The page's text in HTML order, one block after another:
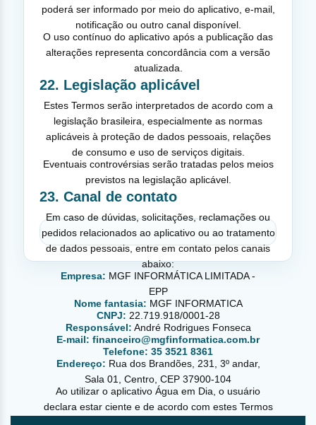
poderá ser informado por meio do aplicativo, e-mail,
notificação ou outro canal disponível.
O uso contínuo do aplicativo após a publicação das
alterações representa concordância com a versão
atualizada.
22. Legislação aplicável
Estes Termos serão interpretados de acordo com a
legislação brasileira, especialmente as normas
aplicáveis à proteção de dados pessoais, relações
de consumo e uso de serviços digitais.
Eventuais controvérsias serão tratadas pelos meios
previstos na legislação aplicável.
23. Canal de contato
Em caso de dúvidas, solicitações, reclamações ou
pedidos relacionados ao aplicativo ou ao tratamento
de dados pessoais, entre em contato pelos canais
abaixo:
Empresa: MGF INFORMÁTICA LIMITADA -
EPP
Nome fantasia: MGF INFORMATICA
CNPJ: 22.719.918/0001-28
Responsável: André Rodrigues Fonseca
E-mail: financeiro@mgfinformatica.com.br
Telefone: 35 3521 8361
Endereço: Rua dos Brandões, 231, 3º andar,
Sala 01, Centro, CEP 37900-104
Ao utilizar o aplicativo Água em Dia, o usuário
declara estar ciente e de acordo com estes Termos